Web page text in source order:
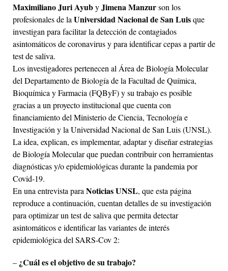
Maximiliano Juri AyubyJimena Manzurson los
profesionales de la Universidad Nacional de San Luisque
investigan para facilitar la detección de contagiados
asintomáticos de coronavirus y para identificar cepas a partir de
test de saliva.
Los investigadores pertenecen al Área de Biología Molecular
del Departamento de Biología de la Facultad de Química,
Bioquímica y Farmacia (FQByF) y su trabajo es posible
gracias a un proyecto institucional que cuenta con
financiamiento del Ministerio de Ciencia, Tecnología e
Investigación y la Universidad Nacional de San Luis (UNSL).
La idea, explican, es implementar, adaptar y diseñar estrategias
de Biología Molecular que puedan contribuir con herramientas
diagnósticas y/o epidemiológicas durante la pandemia por
Covid-19.
En una entrevista para Noticias UNSL, que esta página
reproduce a continuación, cuentan detalles de su investigación
para optimizar un test de saliva que permita detectar
asintomáticos e identificar las variantes de interés
epidemiológica del SARS-Cov 2:
– ¿Cuál es el objetivo de su trabajo?